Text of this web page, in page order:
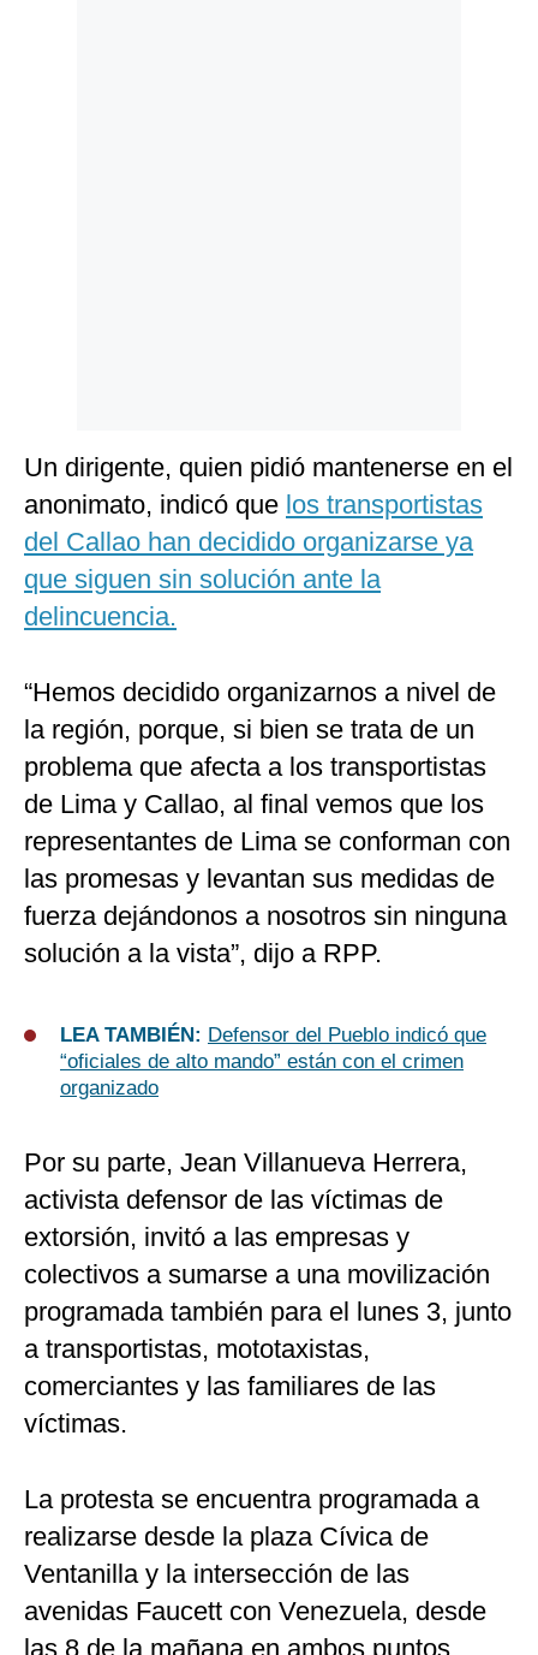
Un dirigente, quien pidió mantenerse en el
anonimato, indicó que los transportistas
del Callao han decidido organizarse ya
que siguen sin solución ante la
delincuencia.
“Hemos decidido organizarnos a nivel de
la región, porque, si bien se trata de un
problema que afecta a los transportistas
de Lima y Callao, al final vemos que los
representantes de Lima se conforman con
las promesas y levantan sus medidas de
fuerza dejándonos a nosotros sin ninguna
solución a la vista”, dijo a RPP.
LEA TAMBIÉN: Defensor del Pueblo indicó que
“oficiales de alto mando” están con el crimen
organizado
Por su parte, Jean Villanueva Herrera,
activista defensor de las víctimas de
extorsión, invitó a las empresas y
colectivos a sumarse a una movilización
programada también para el lunes 3, junto
a transportistas, mototaxistas,
comerciantes y las familiares de las
víctimas.
La protesta se encuentra programada a
realizarse desde la plaza Cívica de
Ventanilla y la intersección de las
avenidas Faucett con Venezuela, desde
las 8 de la mañana en ambos puntos.